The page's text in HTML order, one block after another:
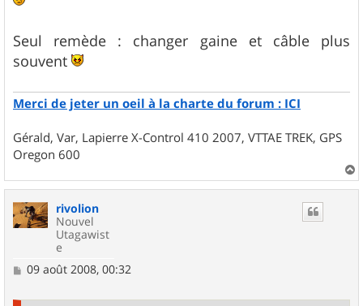
Seul remède : changer gaine et câble plus
souvent
Merci de jeter un oeil à la charte du forum : ICI
Gérald, Var, Lapierre X-Control 410 2007, VTTAE TREK, GPS
Oregon 600
a
rivolion
Nouvel
Utagawist
e
M
09 août 2008, 00:32